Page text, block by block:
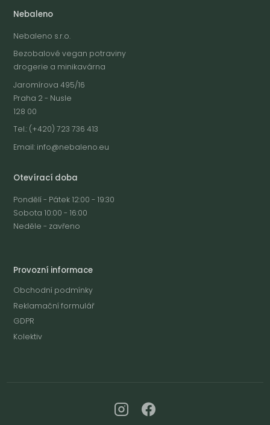
Nebaleno
Nebaleno s.r.o.
Bezobalové vegan potraviny
drogerie a minikavárna
Jaromírova 495/16
Praha 2 - Nusle
128 00
Tel.: (+420) 723 736 413
Email: info@nebaleno.eu
Otevírací doba
Pondělí - Pátek 12:00 - 19:30
Sobota 10:00 - 16:00
Neděle - zavřeno
Provozní informace
Obchodní podmínky
Reklamační formulář
GDPR
Kolektiv